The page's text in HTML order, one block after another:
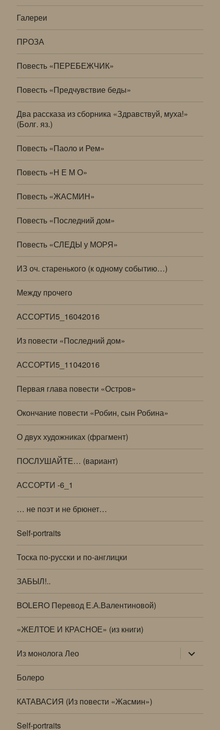
Галереи
ПРОЗА
Повесть «ПЕРЕБЕЖЧИК»
Повесть «Предчувствие беды»
Два рассказа из сборника «Здравствуй, муха!»
(Болг. яз.)
Повесть «Паоло и Рем»
Повесть «Н Е М О»
Повесть «ЖАСМИН»
Повесть «Последний дом»
Повесть «СЛЕДЫ у МОРЯ»
ИЗ оч. старенького (к одному событию…)
Между прочего
АССОРТИ5_16042016
Из повести «Последний дом»
АССОРТИ5_11042016
Первая глава повести «Остров»
Окончание повести «Робин, сын Робина»
О двух художниках (фрагмент)
ПОСЛУШАЙТЕ… (вариант)
АССОРТИ -6_1
… не поэт и не брюнет…
Self-portraits
Тоска по-русски и по-англицки
ЗАБЫЛ!..
BOLERO Перевод Е.А.Валентиновой)
«ЖЕЛТОЕ И КРАСНОЕ» (из книги)
Из монолога Лео раскрыть
дочернее
меню
Болеро
КАТАВАСИЯ (Из повести «Жасмин»)
Self-portraits